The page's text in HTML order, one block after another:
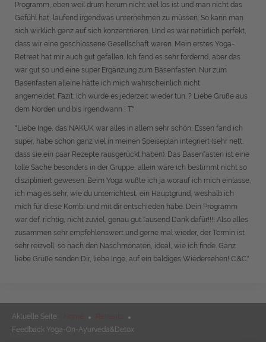
Programm, eben weil drum herum nicht viel los ist und man nicht das
Gefühl hat, laufend irgendwas unternehmen zu müssen. So kann man
sich wirklich ganz auf sich konzentrieren. Und es war natürlich perfekt,
dass wir eine geschlossene Gesellschaft waren. Mein erstes Yoga-
Retreat hat mir auch gut gefallen. Ich fand es sehr fordernd, aber das
war gut so und eine super Ergänzung zum Basenfasten. Nur zum
Basenfasten alleine hätte ich mich wahrscheinlich nicht
angemeldet. Fazit: Ich würde es jederzeit wieder tun. ? Liebe Grüße aus
dem Norden und bis irgendwann ! T."
"Liebe Inge, das NAKUK war alles in allem sehr schön, Essen fand ich
super, habe schon ganz viel in meinen Speiseplan integriert (sehr nett,
dass sie ein paar Rezepte rausgerückt haben). Das Basenfasten ist eine
tolle Sache besonders in der Gruppe, allein wäre ich bestimmt nicht so
diszipliniert gewesen. Beim Yoga wußte ich ja worauf ich mich einlasse,
ich mag es sehr, wie du unterrichtest, ein Hauptgrund, weshalb ich
mich für diese Kombi und mit dir entschieden habe. Dein Programm
war def. richtig, nicht zuviel, genau gut.Tausend Dank dafür!!!! Also alles
zusammen sehr empfehlenswert und gerne mal wieder, der Termin ist
sehr reizvoll, so nach den Naschmonaten, ideal, wie ich finde. Ganz
liebe Grüße senden Dir, liebe Inge, auf ein baldiges Wiedersehen! C.&C."
Aktuelle Seite:
Feedback Yoga-On-Ayurveda&Detox